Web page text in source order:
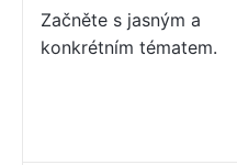
Začněte s jasným a
konkrétním tématem.